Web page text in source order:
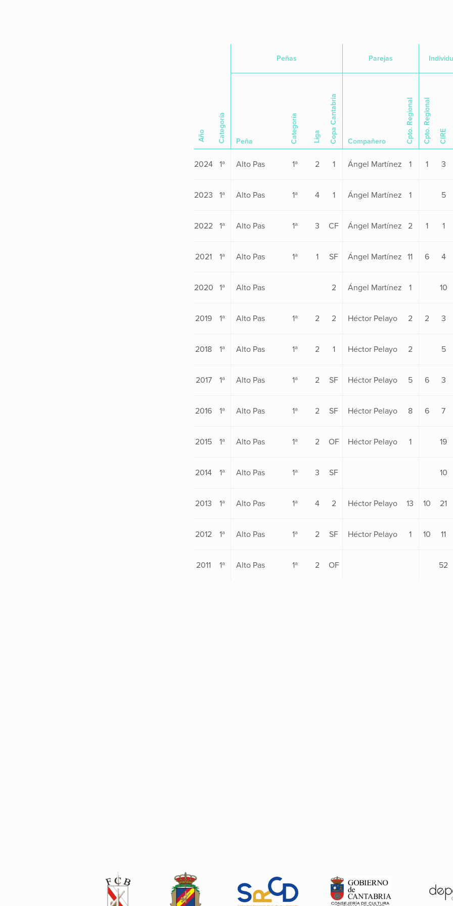
Peñas Parejas
Año Categoría Peña Categoría Liga Copa Cantabria Compañero Cpto. Regional Cpto. Regional CIRE
2024 1ª Alto Pas 1ª 2 1 Ángel Martínez 1 1 3
2023 1ª Alto Pas 1ª 4 1 Ángel Martínez 1 5
2022 1ª Alto Pas 1ª 3 CF Ángel Martínez 2 1 1
2021 1ª Alto Pas 1ª 1 SF Ángel Martínez 11 6 4
2020 1ª Alto Pas 2 Ángel Martínez 1 10
2019 1ª Alto Pas 1ª 2 2 Héctor Pelayo 2 2 3
2018 1ª Alto Pas 1ª 2 1 Héctor Pelayo 2 5
2017 1ª Alto Pas 1ª 2 SF Héctor Pelayo 5 6 3
2016 1ª Alto Pas 1ª 2 SF Héctor Pelayo 8 6 7
2015 1ª Alto Pas 1ª 2 OF Héctor Pelayo 1 19
2014 1ª Alto Pas 1ª 3 SF 10
2013 1ª Alto Pas 1ª 4 2 Héctor Pelayo 13 10 21
2012 1ª Alto Pas 1ª 2 SF Héctor Pelayo 1 10 11
2011 1ª Alto Pas 1ª 2 OF 52